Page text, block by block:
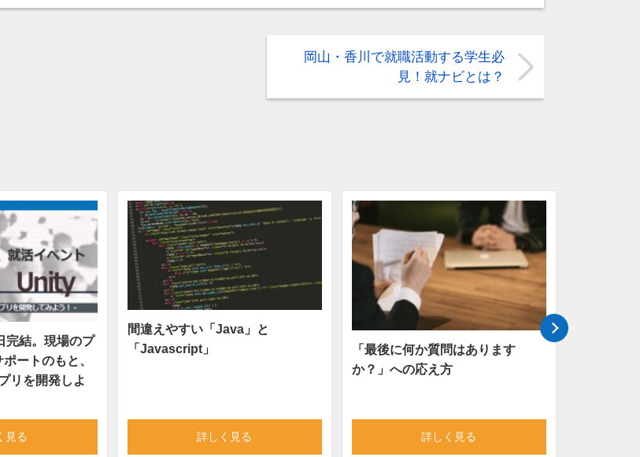
岡山・香川で就職活動する学生必
見！就ナビとは？
完結。現場のプ
ートのもと、
リを開発しよ
見る
間違えやすい「Java」と
「Javascript」
詳しく見る
「最後に何か質問はあります
か？」への応え方
詳しく見る